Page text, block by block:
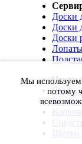
Доски
Доски
Доски
Чехлы
Щетки
Мы используем
потому